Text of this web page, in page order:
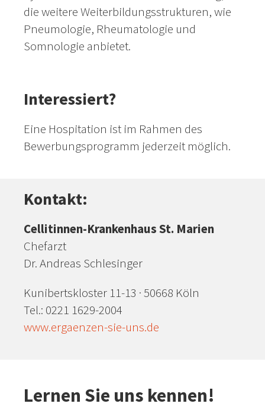
die weitere Weiterbildungsstrukturen, wie
Pneumologie, Rheumatologie und
Somnologie anbietet.
Interessiert?
Eine Hospitation ist im Rahmen des
Bewerbungsprogramm jederzeit möglich.
Kontakt:
Cellitinnen-Krankenhaus St. Marien
Chefarzt
Dr. Andreas Schlesinger
Kunibertskloster 11-13 · 50668 Köln
Tel.: 0221 1629-2004
www.ergaenzen-sie-uns.de
Lernen Sie uns kennen!